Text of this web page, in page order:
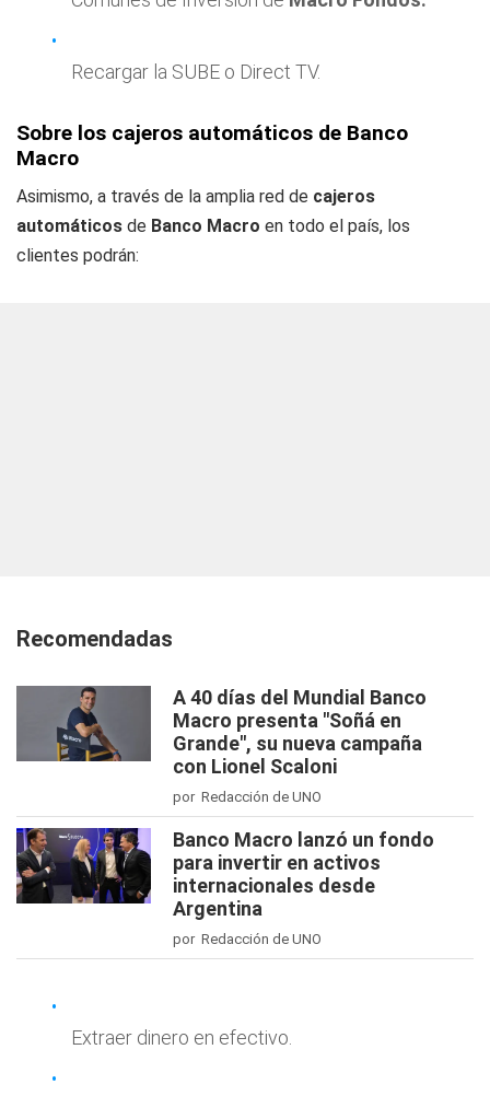
Recargar la SUBE o Direct TV.
Sobre los cajeros automáticos de Banco
Macro
Asimismo, a través de la amplia red de cajeros
automáticos de Banco Macro en todo el país, los
clientes podrán:
Recomendadas
A 40 días del Mundial Banco
Macro presenta "Soñá en
Grande", su nueva campaña
con Lionel Scaloni
por Redacción de UNO
Banco Macro lanzó un fondo
para invertir en activos
internacionales desde
Argentina
por Redacción de UNO
Extraer dinero en efectivo.